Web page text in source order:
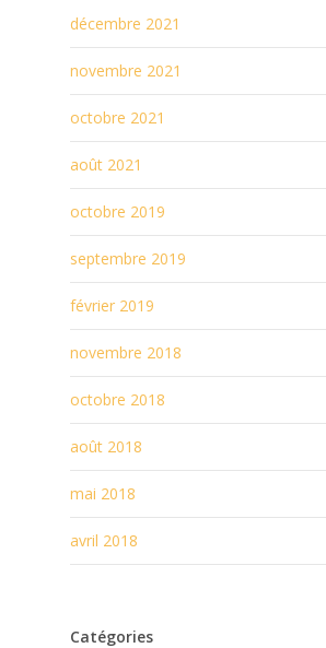
décembre 2021
novembre 2021
octobre 2021
août 2021
octobre 2019
septembre 2019
février 2019
novembre 2018
octobre 2018
août 2018
mai 2018
avril 2018
Catégories